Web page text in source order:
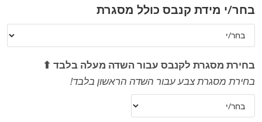
בחר/י מידת קנבס כולל מסגרת
בחירת מסגרת לקנבס עבור השדה מעלה בלבד ⬆
בחירת מסגרת צבע עבור השדה הראשון בלבד!